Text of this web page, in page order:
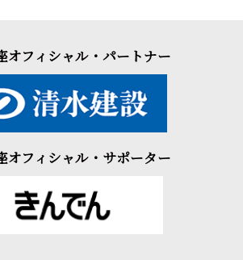
オフィシャル・パートナー
オフィシャル・サポーター